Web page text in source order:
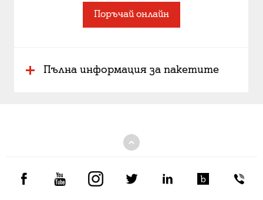
Поръчай онлайн
Пълна информация за пакетите